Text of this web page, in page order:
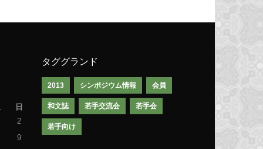
日
2
9
タググランド
2013 シンポジウム情報 会員
和文誌 若手交流会 若手会
若手向け